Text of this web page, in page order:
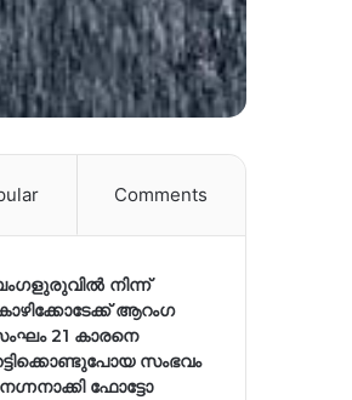
Comments
നിന്ന്
ആറംഗ
21 കാരനെ
സംഭവം
ഫോട്ടോ